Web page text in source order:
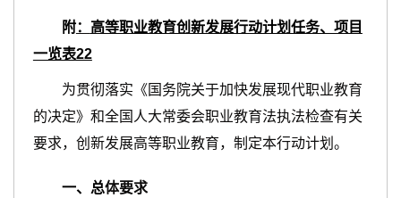
附： 高等职业教育创新发展行动计划任务、项目
一览表22
为贯彻落实《国务院关于加快发展现代职业教育
的决定》和全国人大常委会职业教育法执法检查有关
要求，创新发展高等职业教育，制定本行动计划。
一、总体要求